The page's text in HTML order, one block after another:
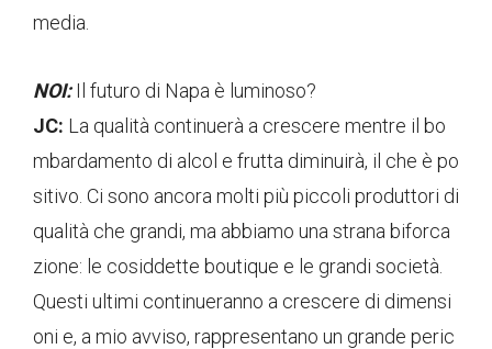
media.
NOI: Il futuro di Napa è luminoso?
JC: La qualità continuerà a crescere mentre il bo
mbardamento di alcol e frutta diminuirà, il che è po
sitivo. Ci sono ancora molti più piccoli produttori di
qualità che grandi, ma abbiamo una strana biforca
zione: le cosiddette boutique e le grandi società.
Questi ultimi continueranno a crescere di dimensi
oni e, a mio avviso, rappresentano un grande peric